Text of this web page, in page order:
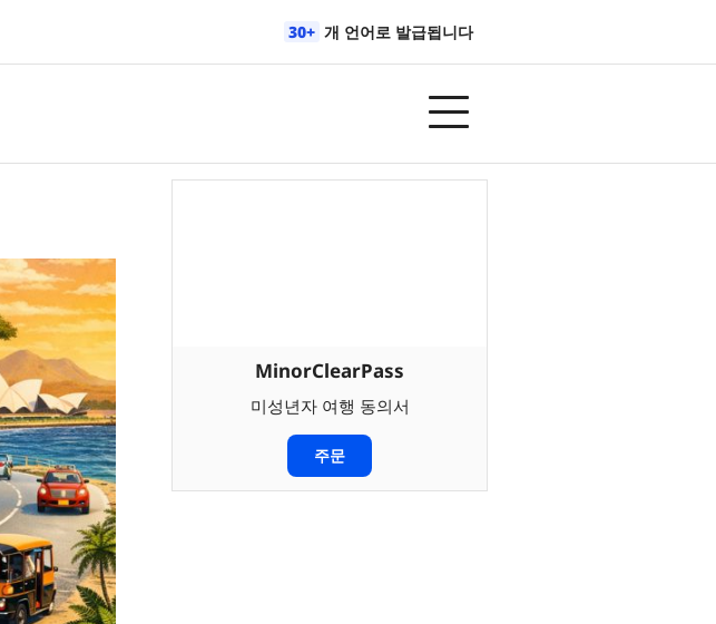
30+ 개 언어로 발급됩니다
MinorClearPass
미성년자 여행 동의서
주문